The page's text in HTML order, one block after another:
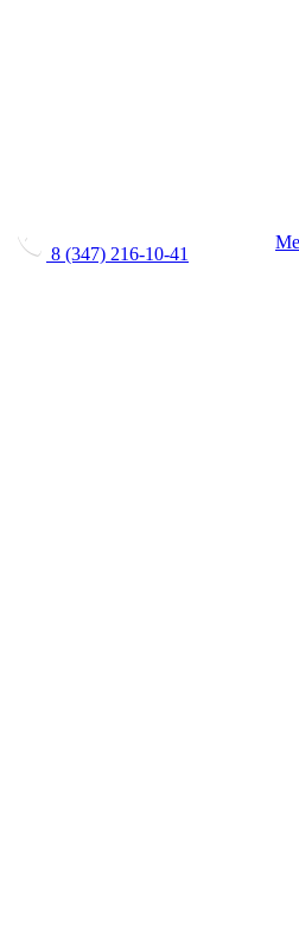
8 (347) 216-10-41